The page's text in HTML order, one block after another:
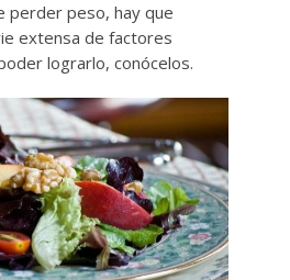
perder peso, hay que
extensa de factores
lograrlo, conócelos.